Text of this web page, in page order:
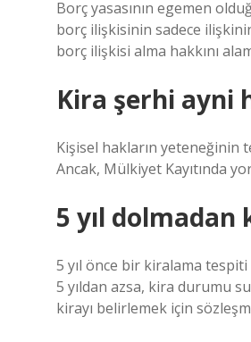
Borç yasasının egemen
borç ilişkisinin sadece
borç ilişkisi alma hakkını
Kira şerhi ayni
Kişisel hakların yeteneğinin
Ancak, Mülkiyet Kayıtında
5 yıl dolmadan
5 yıl önce bir kiralama
5 yıldan azsa, kira durumu
kirayı belirlemek için